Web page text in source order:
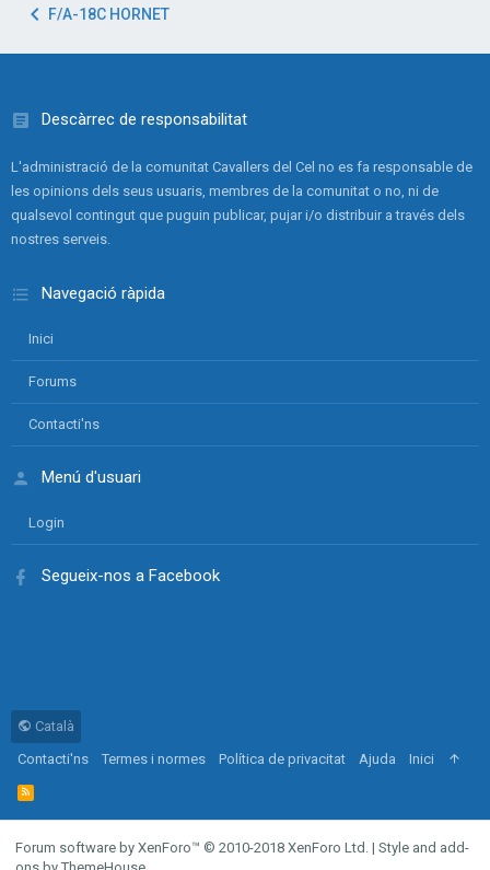
F/A-18C HORNET
Descàrrec de responsabilitat
L'administració de la comunitat Cavallers del Cel no es fa responsable de
les opinions dels seus usuaris, membres de la comunitat o no, ni de
qualsevol contingut que puguin publicar, pujar i/o distribuir a través dels
nostres serveis.
Navegació ràpida
Inici
Forums
Contacti'ns
Menú d'usuari
Login
Segueix-nos a Facebook
Català
Contacti'ns
Termes i normes Política de privacitat Ajuda Inici
R
S
S
Forum software by XenForo™ © 2010-2018 XenForo Ltd. | Style and add-